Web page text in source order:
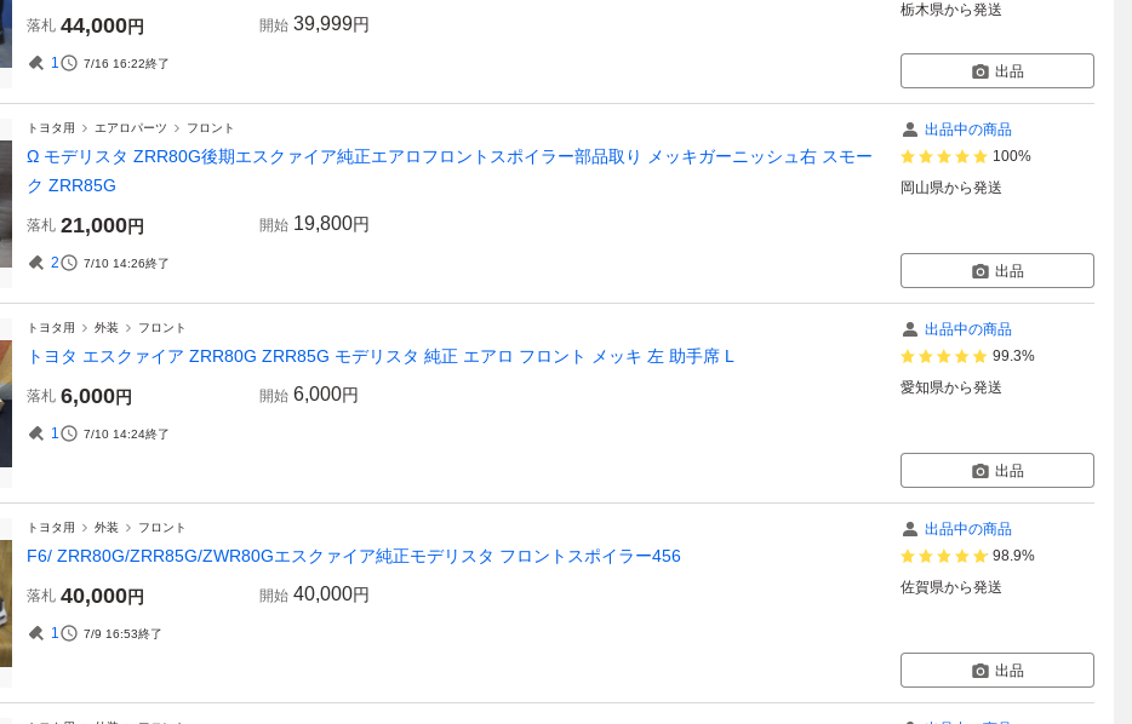
落札 44,000円 開始 39,999円
1 7/16 16:22終了
栃木県から発送
出品
トヨタ用 エアロパーツ フロント
Ω モデリスタ ZRR80G後期エスクァイア純正エアロフロントスポイラー部品取り メッキガーニッシュ右 スモー
ク ZRR85G
落札 21,000円 開始 19,800円
2 7/10 14:26終了
出品中の商品
100%
岡山県から発送
出品
トヨタ用 外装 フロント
トヨタ エスクァイア ZRR80G ZRR85G モデリスタ 純正 エアロ フロント メッキ 左 助手席 L
落札 6,000円 開始 6,000円
1 7/10 14:24終了
出品中の商品
99.3%
愛知県から発送
出品
トヨタ用 外装 フロント
F6/ ZRR80G/ZRR85G/ZWR80Gエスクァイア純正モデリスタ フロントスポイラー456
落札 40,000円 開始 40,000円
1 7/9 16:53終了
出品中の商品
98.9%
佐賀県から発送
出品